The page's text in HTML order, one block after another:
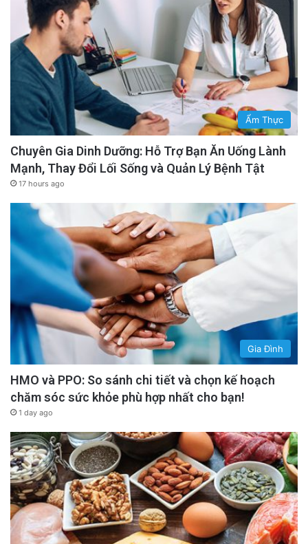
Ẩm Thực
Chuyên Gia Dinh Dưỡng: Hỗ Trợ Bạn Ăn Uống Lành
Mạnh, Thay Đổi Lối Sống và Quản Lý Bệnh Tật
17 hours ago
Gia Đình
HMO và PPO: So sánh chi tiết và chọn kế hoạch
chăm sóc sức khỏe phù hợp nhất cho bạn!
1 day ago